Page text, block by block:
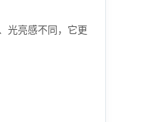
光亮感不同，它更